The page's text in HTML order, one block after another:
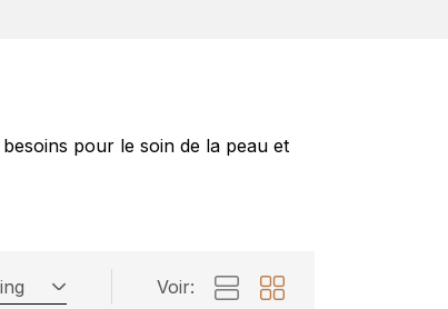
pour le soin de la peau et
Voir: